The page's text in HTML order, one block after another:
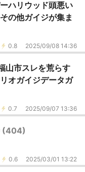
ハリウッド頭悪い
の他ガイジが集ま
0.8 2025/09/08 14:36
山市スレを荒らす
オガイジデータガ
0.7 2025/09/07 13:36
(404)
0.6 2025/03/01 13:22